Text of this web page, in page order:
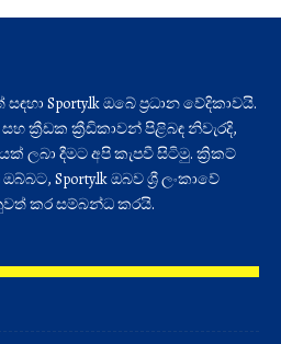
Sporty.lk ඔබේ ප්‍රධාන වේදිකාවයි.
ක්‍රීඩක ක්‍රීඩිකාවන් පිළිබඳ නිවැරදි,
ලබා දීමට අපි කැපවී සිටිමු. ක්‍රිකට්
Sporty.lk ඔබව ශ්‍රී ලංකාවේ
කර සම්බන්ධ කරයි.